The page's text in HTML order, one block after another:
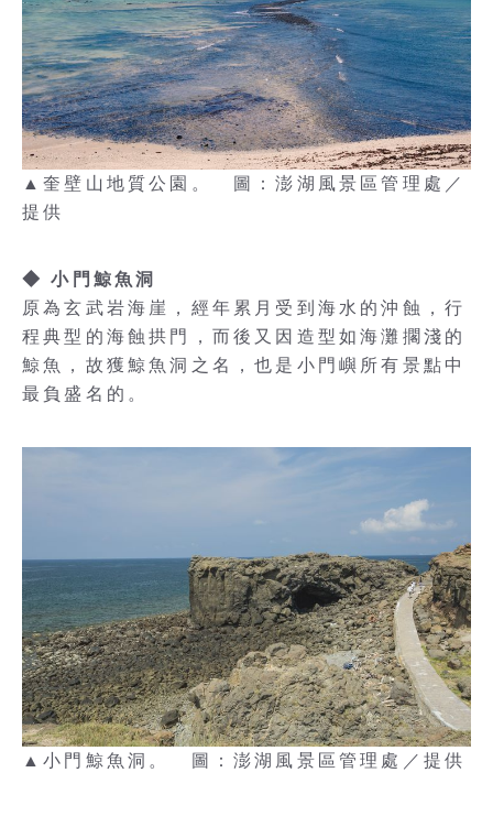
▲奎壁山地質公園。 圖：澎湖風景區管理處／
提供
◆ 小門鯨魚洞
原為玄武岩海崖，經年累月受到海水的沖蝕，行
程典型的海蝕拱門，而後又因造型如海灘擱淺的
鯨魚，故獲鯨魚洞之名，也是小門嶼所有景點中
最負盛名的。
▲小門鯨魚洞。 圖：澎湖風景區管理處／提供